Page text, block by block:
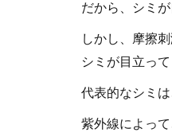
だから、シミ
しかし、摩擦
シミが目立っ
代表的なシミ
紫外線によっ